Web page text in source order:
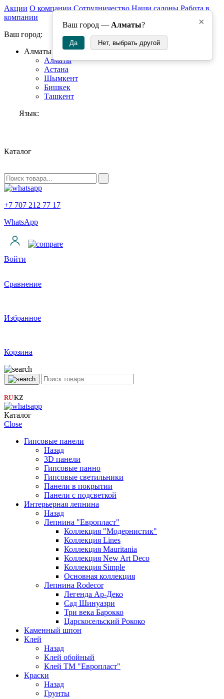
×
Ваш город — Алматы?
Да Нет, выбрать другой
Акции О компании Сотрудничество Наши салоны Работа в
компании
Ваш город:
Алматы
Алматы
Астана
Шымкент
Бишкек
Ташкент
Язык:
Каталог
+7 707 212 77 17
WhatsApp
Войти
Сравнение
Избранное
Корзина
RU|KZ
Каталог
Close
Гипсовые панели
Назад
3D панели
Гипсовые панно
Гипсовые светильники
Панели в покрытии
Панели с подсветкой
Интерьерная лепнина
Назад
Лепнина "Европласт"
Коллекция "Модернистик"
Коллекция Lines
Коллекция Mauritania
Коллекция New Art Deco
Коллекция Simple
Основная коллекция
Лепнина Rodecor
Легенда Ар-Деко
Сад Шинуазри
Три века Барокко
Царскосельский Рококо
Каменный шпон
Клей
Назад
Клей обойный
Клей ТМ "Европласт"
Краски
Назад
Грунты